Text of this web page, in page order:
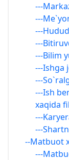
---
---
---
---
---Bilim
---Ishga
---
---Ish
xaqida
---
---
--Matbuot
---